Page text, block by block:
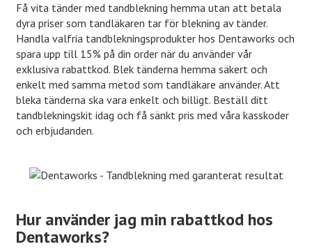
Få vita tänder med tandblekning hemma utan att betala
dyra priser som tandläkaren tar för blekning av tänder.
Handla valfria tandblekningsprodukter hos Dentaworks och
spara upp till 15% på din order när du använder vår
exklusiva rabattkod. Blek tänderna hemma säkert och
enkelt med samma metod som tandläkare använder. Att
bleka tänderna ska vara enkelt och billigt. Beställ ditt
tandblekningskit idag och få sänkt pris med våra kasskoder
och erbjudanden.
Hur använder jag min rabattkod hos
Dentaworks?